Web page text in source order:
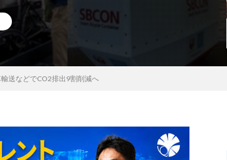
送などでCO2排出9割削減へ